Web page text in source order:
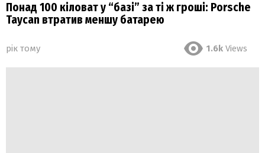
Понад 100 кіловат у “базі” за ті ж гроші: Porsche
Taycan втратив меншу батарею
рік тому 1.6k Views